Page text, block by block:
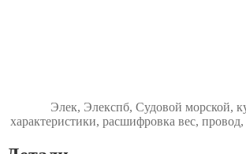
Элек, Элекспб, Судовой морской,
характеристики, расшифровка вес, провод,